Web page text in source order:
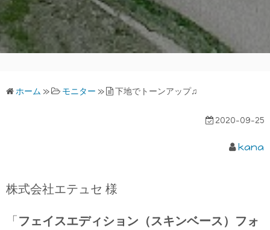
ホーム » モニター » 下地でトーンアップ♫
2020-09-25
kana
株式会社エテュセ 様
「フェイスエディション（スキンベース）フォ